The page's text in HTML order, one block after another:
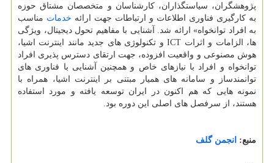
پژوهشگران، سیاستگذاران، کارشناسان و متخصصان مشتاق حوزه
به کارگیری فناوری اطلاعات و ارتباطات جهت ارائه خدمات مناسب
به افراد توانخواه» ارائه شد. آشنایی با مفاهیم تحول دیجیتال، وی‍‍‍‍‍ژگی
ها، الزامات و اثرات ICT و تکنولوژی های جدید مانند اینترنت اشیا،
هوش مصنوعی و واقعیت افزوده، جهت ارتقای دسترس پذیری افراد
توانخواه و افراد با نیازهای خاص و همچنین آشنایی با فناوری های
توانمندساز و سامانه های همیار مبتنی بر اینترنت اشیا، همراه با
نمونه هایی که هم اکنون در ایران توسعه یافته و مورد استفاده
هستند، از سرفصل های اصلی این دوره بود.
منبع: انجمن گلف